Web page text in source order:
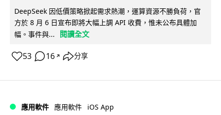
DeepSeek 因低價策略掀起需求熱潮，運算資源不勝負荷，官
方於 8 月 6 日宣布即將大幅上調 API 收費，惟未公布具體加
幅。事件與...
閱讀全文
53 16 ↗ 分享
應用軟件 應用軟件 iOS App